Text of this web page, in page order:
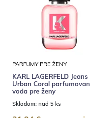
PARFUMY PRE ŽENY
KARL LAGERFELD Jeans
Urban Coral
voda pre ženy
Skladom: nad 5 ks